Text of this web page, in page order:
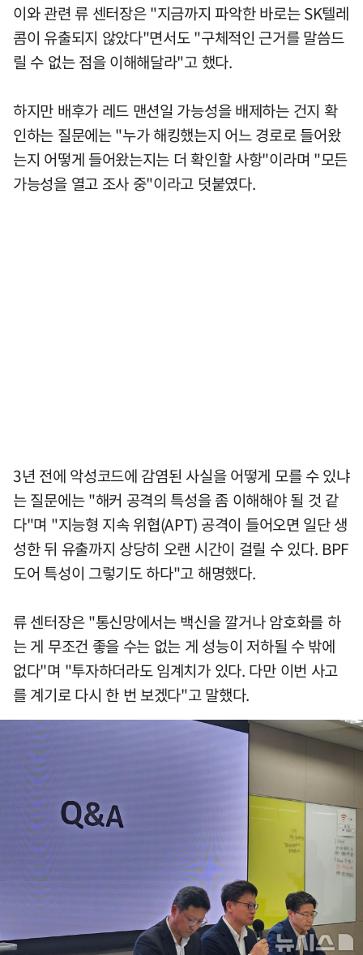
이와 관련 류 센터장은 "지금까지 파악한 바로는 SK텔레
콤이 유출되지 않았다"면서도 "구체적인 근거를 말씀드
릴 수 없는 점을 이해해달라"고 했다.
하지만 배후가 레드 맨션일 가능성을 배제하는 건지 확
인하는 질문에는 "누가 해킹했는지 어느 경로로 들어왔
는지 어떻게 들어왔는지는 더 확인할 사항"이라며 "모든
가능성을 열고 조사 중"이라고 덧붙였다.
3년 전에 악성코드에 감염된 사실을 어떻게 모를 수 있냐
는 질문에는 "해커 공격의 특성을 좀 이해해야 될 것 같
다"며 "지능형 지속 위협(APT) 공격이 들어오면 일단 생
성한 뒤 유출까지 상당히 오랜 시간이 걸릴 수 있다. BPF
도어 특성이 그렇기도 하다"고 해명했다.
류 센터장은 "통신망에서는 백신을 깔거나 암호화를 하
는 게 무조건 좋을 수는 없는 게 성능이 저하될 수 밖에
없다"며 "투자하더라도 임계치가 있다. 다만 이번 사고
를 계기로 다시 한 번 보겠다"고 말했다.